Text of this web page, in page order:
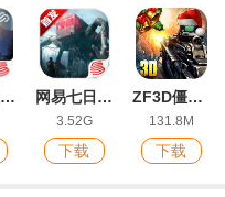
云明日之后网易官方版 网易七日世界手机版
3.52G
下载
ZF3D僵尸前线3最新版
131.8M
下载